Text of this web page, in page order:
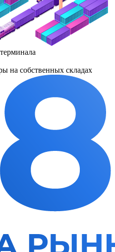
на собственных складах